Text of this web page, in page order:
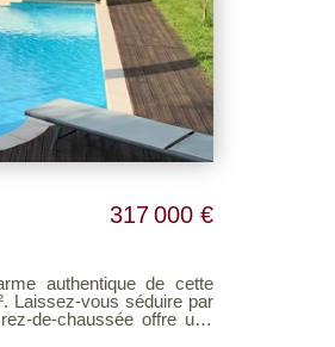
317 000 €
authentique de cette